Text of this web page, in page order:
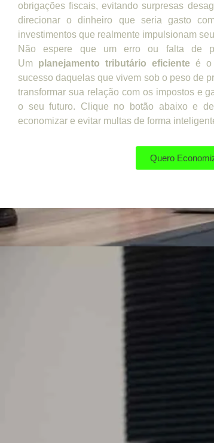
obrigações fiscais, evitando surpresas
direcionar o dinheiro que seria gasto
investimentos que realmente impulsionam
Não espere que um erro ou falta de
Um planejamento tributário eficiente é o
sucesso daquelas que vivem sob o peso de
transformar sua relação com os impostos e
o seu futuro. Clique no botão abaixo e
economizar e evitar multas de forma
Quero